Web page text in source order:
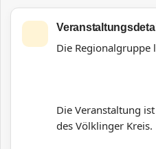
Die Regionalgruppe
Die Veranstaltung
des Völklinger Kreis.